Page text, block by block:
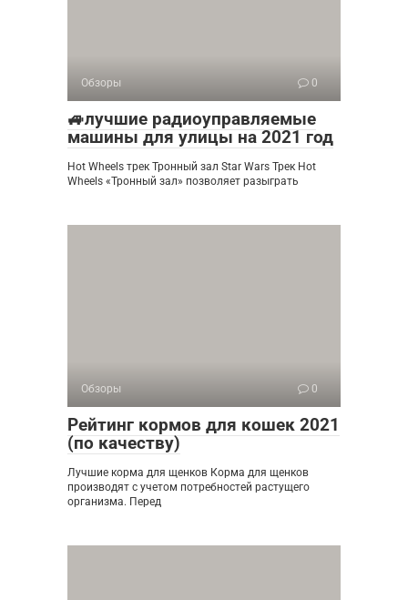
Обзоры 0
🚙лучшие радиоуправляемые
машины для улицы на 2021 год
Hot Wheels трек Тронный зал Star Wars Трек Hot
Wheels «Тронный зал» позволяет разыграть
Обзоры 0
Рейтинг кормов для кошек 2021
(по качеству)
Лучшие корма для щенков Корма для щенков
производят с учетом потребностей растущего
организма. Перед